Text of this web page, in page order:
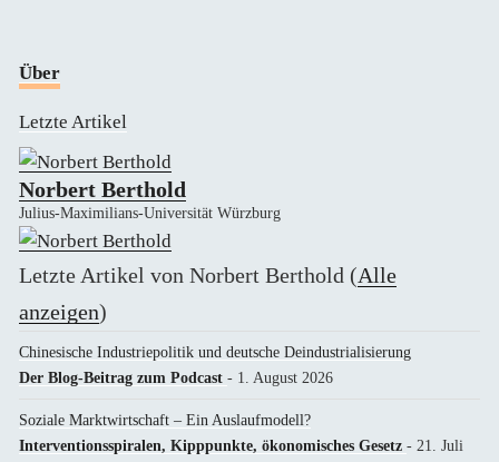
Über
Letzte Artikel
Norbert Berthold
Julius-Maximilians-Universität Würzburg
Letzte Artikel von Norbert Berthold (Alle
anzeigen)
Chinesische Industriepolitik und deutsche Deindustrialisierung
Der Blog-Beitrag zum Podcast - 1. August 2026
Soziale Marktwirtschaft – Ein Auslaufmodell?
Interventionsspiralen, Kipppunkte, ökonomisches Gesetz - 21. Juli